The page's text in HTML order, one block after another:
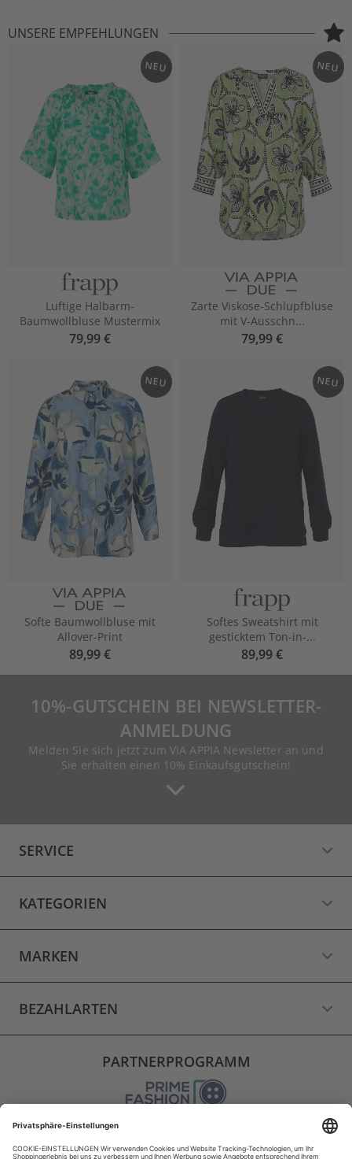
UNSERE EMPFEHLUNGEN
NEU
Luftige Halbarm-
Baumwollbluse Mustermix
79,99 €
NEU
Zarte Viskose-Schlupfbluse
mit V-Ausschn...
79,99 €
NEU
Softe Baumwollbluse mit
Allover-Print
89,99 €
NEU
Softes Sweatshirt mit
gesticktem Ton-in-...
89,99 €
10%-GUTSCHEIN BEI NEWSLETTER-
ANMELDUNG
Melden Sie sich jetzt zum VIA APPIA Newsletter an und
Sie erhalten einen 10% Einkaufsgutschein!
SERVICE
KATEGORIEN
MARKEN
BEZAHLARTEN
PARTNERPROGRAMM